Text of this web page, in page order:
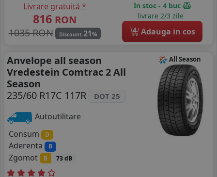
Livrare gratuită *
816 RON
1035 RON
Discount 21%
In stoc - 4 buc
livrare 2/3 zile
4 Adauga in cos
All Season
Anvelope all season
Vredestein Comtrac 2 All
Season
235/60 R17C 117R
DOT 25
Autoutilitare
Consum
D
Aderenta B
Zgomot B 73 dB